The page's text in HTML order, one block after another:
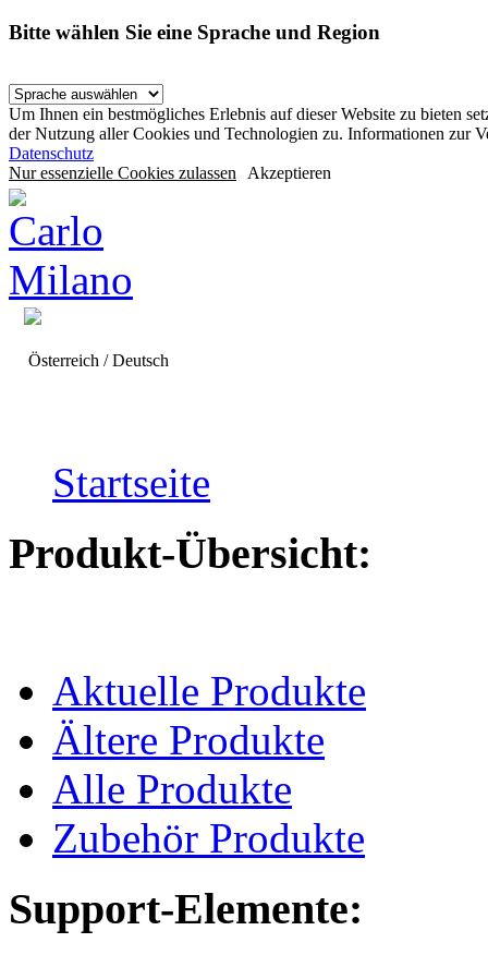
Bitte wählen Sie eine Sprache und Region
Um Ihnen ein bestmögliches Erlebnis auf dieser Website zu bieten
der Nutzung aller Cookies und Technologien zu. Informationen zur
Datenschutz
Nur essenzielle Cookies zulassen Akzeptieren
Österreich / Deutsch
Startseite
Produkt-Übersicht:
Aktuelle Produkte
Ältere Produkte
Alle Produkte
Zubehör Produkte
Support-Elemente: